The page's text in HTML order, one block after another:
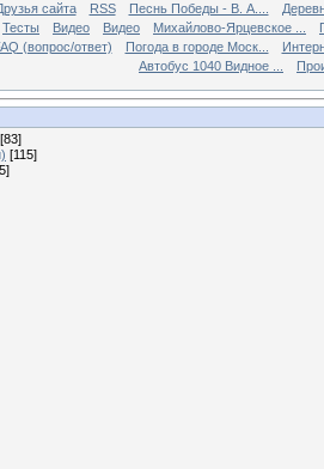
сайта RSS Песнь Победы - В. А....
Тесты Видео Видео Михайлово-Ярцевское ...
(вопрос/ответ) Погода в городе Моск...
Автобус 1040 Видное ...
[83]
[115]